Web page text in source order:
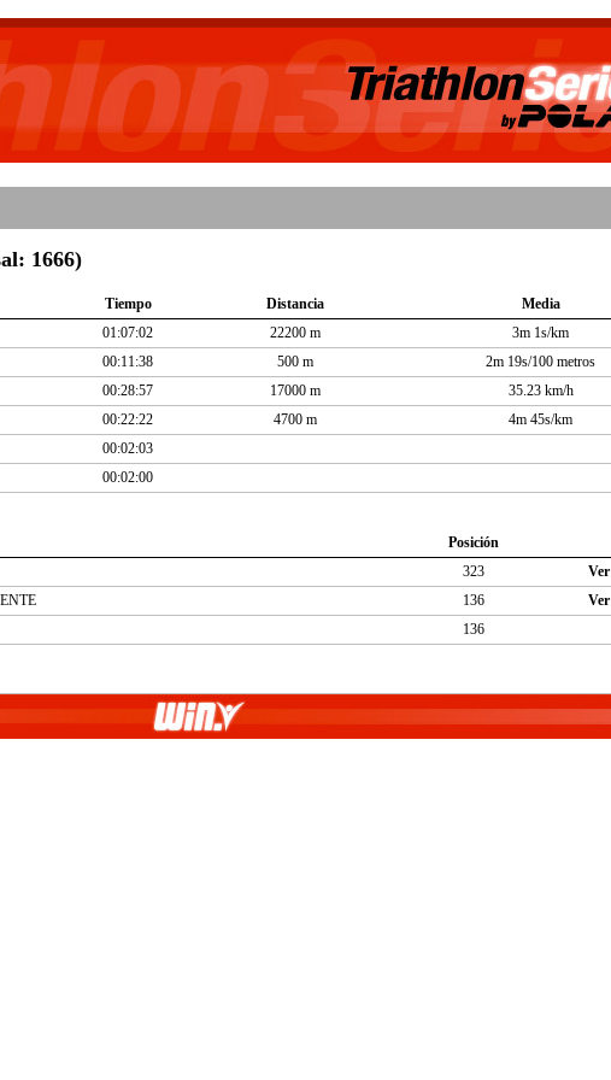
1666)
Tiempo Distancia
Media
01:07:02 22200 m
3m 1s/km
00:11:38 500 m
2m 19s/100 metros
00:28:57 17000 m
35.23 km/h
00:22:22 4700 m
4m 45s/km
00:02:03
00:02:00
Posición
323
Ver
136
Ver
136